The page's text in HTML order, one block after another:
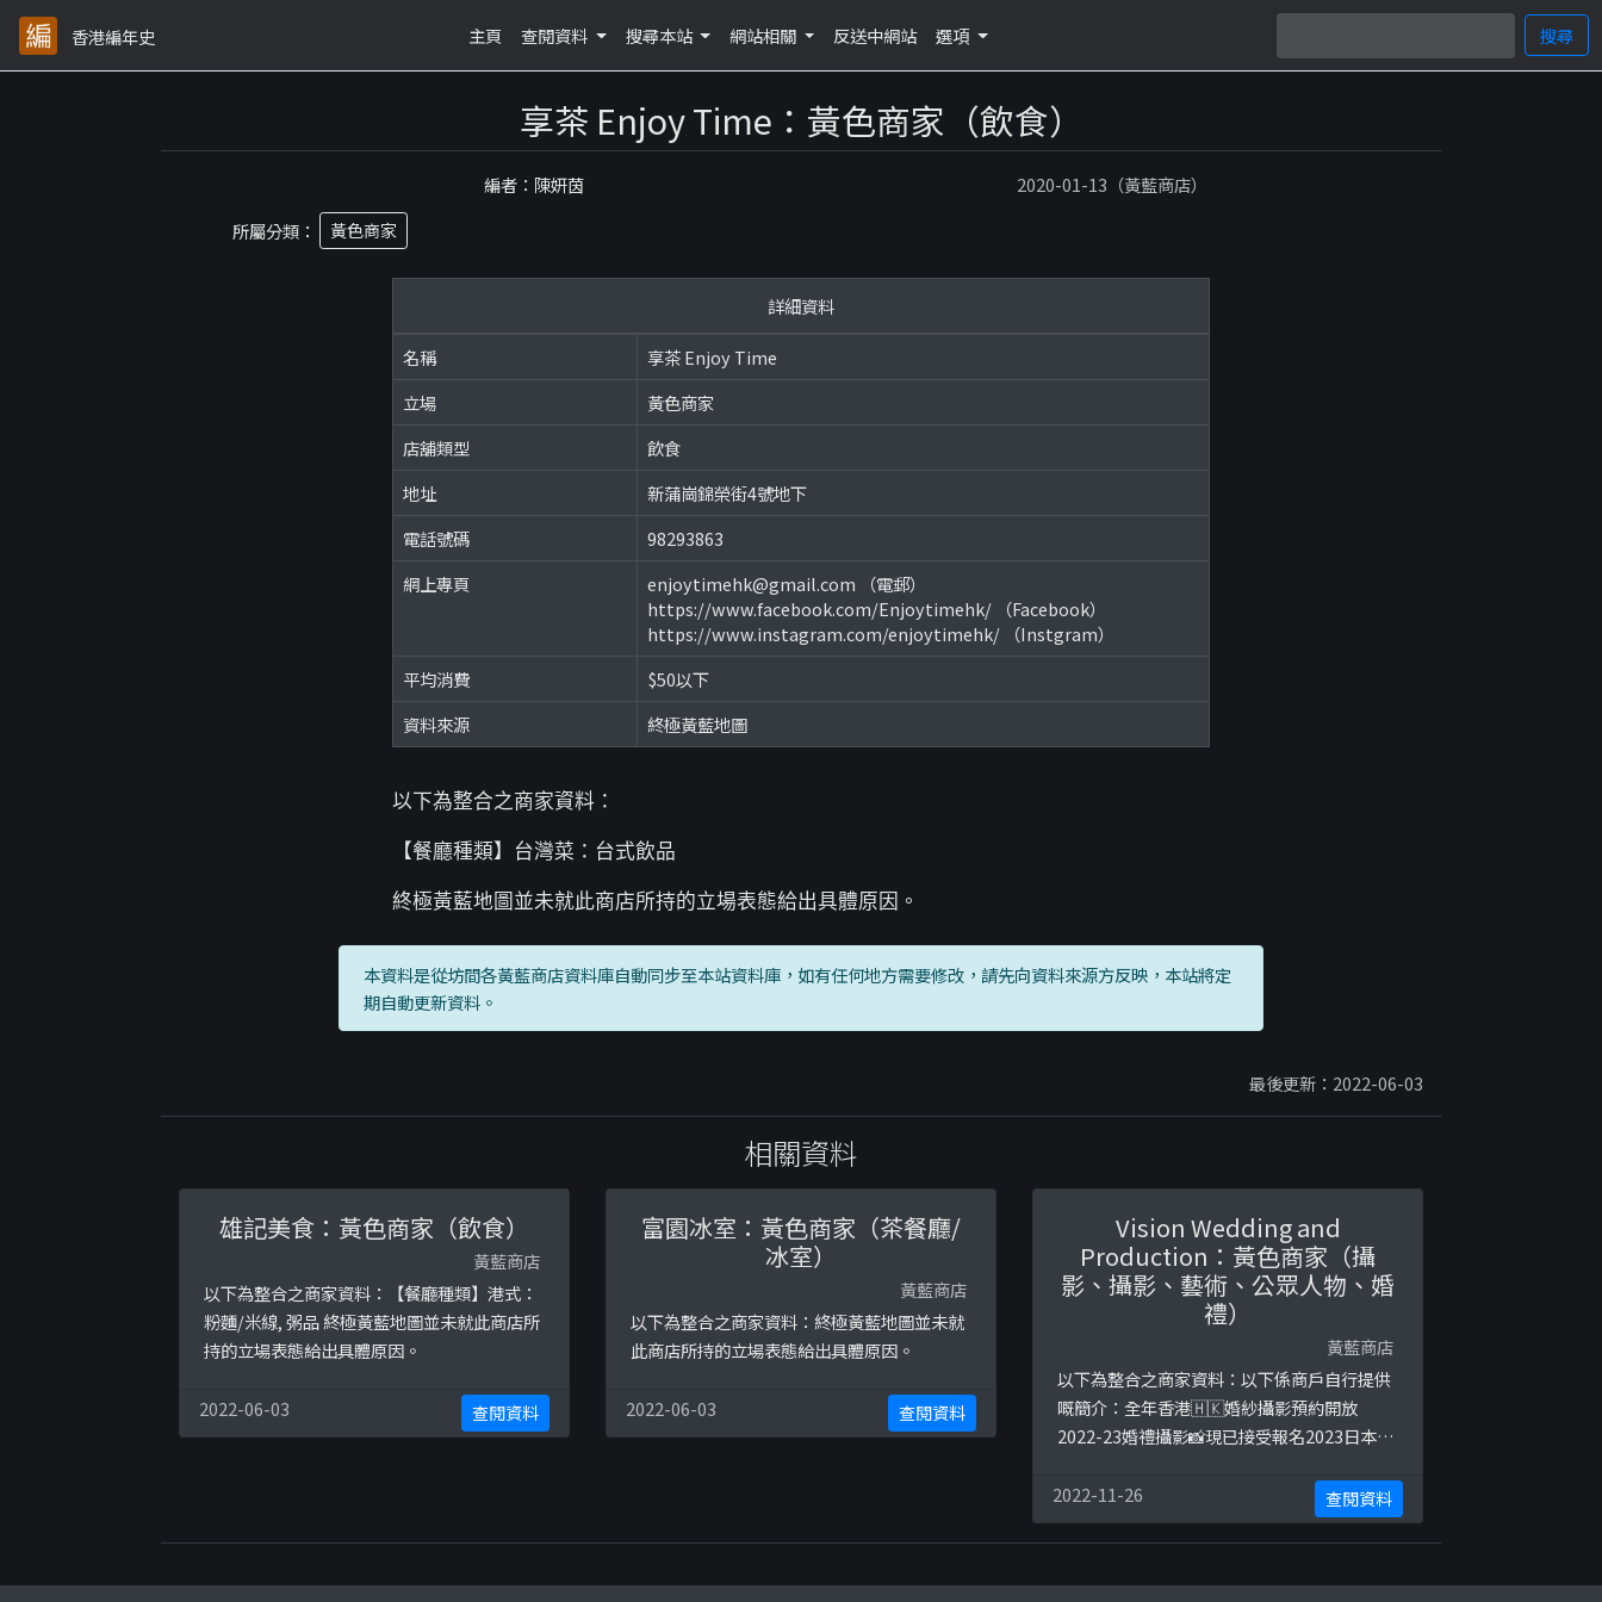
香港編年史 主頁 查閱資料 搜尋本站 網站相關 反送中網站 選項 搜尋
享茶 Enjoy Time：黃色商家（飲食）
編者：陳妍茵
2020-01-13（黃藍商店）
所屬分類：
黃色商家
詳細資料
名稱
享茶 Enjoy Time
立場
黃色商家
店舖類型
飲食
地址
新蒲崗錦榮街4號地下
電話號碼
98293863
網上專頁
enjoytimehk@gmail.com （電郵）
https://www.facebook.com/Enjoytimehk/ （Facebook）
https://www.instagram.com/enjoytimehk/ （Instgram）
平均消費
$50以下
資料來源
終極黃藍地圖
以下為整合之商家資料：
【餐廳種類】台灣菜：台式飲品
終極黃藍地圖並未就此商店所持的立場表態給出具體原因。
本資料是從坊間各黃藍商店資料庫自動同步至本站資料庫，如有任何地方需要修改，請先向資料來源方反映，本站將定
期自動更新資料。
最後更新：2022-06-03
相關資料
雄記美食：黃色商家（飲食）
黃藍商店
以下為整合之商家資料：【餐廳種類】港式：
粉麵/米線, 粥品 終極黃藍地圖並未就此商店所
持的立場表態給出具體原因。
2022-06-03 查閱資料
富園冰室：黃色商家（茶餐廳/
冰室）
黃藍商店
以下為整合之商家資料：終極黃藍地圖並未就
此商店所持的立場表態給出具體原因。
2022-06-03 查閱資料
Vision Wedding and
Production：黃色商家（攝
影、攝影、藝術、公眾人物、婚
禮）
黃藍商店
以下為整合之商家資料：以下係商戶自行提供
嘅簡介：全年香港🇭🇰婚紗攝影預約開放
2022-23婚禮攝影📸現已接受報名2023日本婚
紗作品#visionwedding_hkbd 香港婚禮作品
#visionwedding_jpw 日本婚紗作品以下係相
關證明貼文：
2022-11-26 查閱資料